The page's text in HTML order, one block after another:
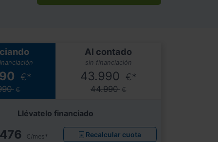
€*
€
Al contado
sin financiación
43.990 €*
44.990 €
Llévatelo financiado
476 €/mes* Recalcular cuota